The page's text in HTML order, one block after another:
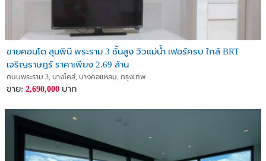
ขายคอนโด ลุมพินี พระราม 3 ชั้นสูง วิวแม่น้ำ เฟอร์ครบ ใกล้ BRT
เจริญราษฎร์ ราคาเพียง 2.69 ล้าน
ถนนพระราม 3, บางโคล่, บางคอแหลม, กรุงเทพ
ขาย: 2,690,000 บาท